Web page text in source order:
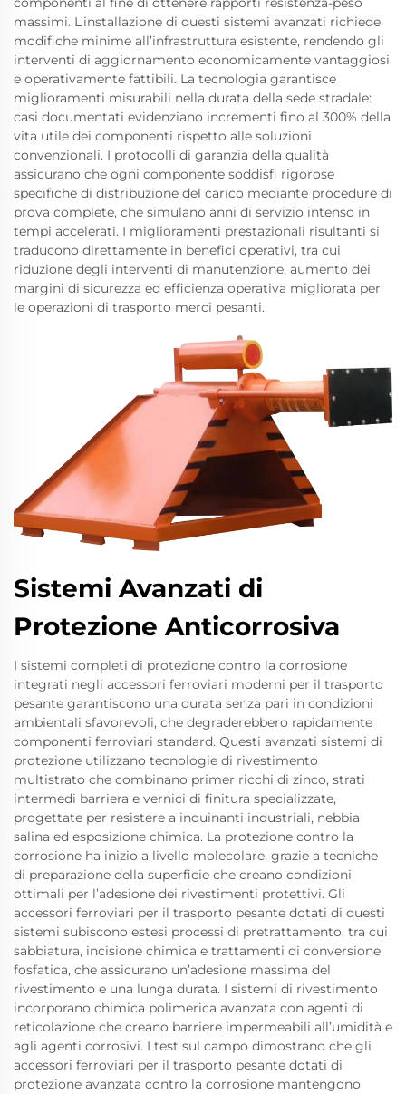
massimi. L’installazione di questi sistemi avanzati richiede
modifiche minime all’infrastruttura esistente, rendendo gli
interventi di aggiornamento economicamente vantaggiosi
e operativamente fattibili. La tecnologia garantisce
miglioramenti misurabili nella durata della sede stradale:
casi documentati evidenziano incrementi fino al 300% della
vita utile dei componenti rispetto alle soluzioni
convenzionali. I protocolli di garanzia della qualità
assicurano che ogni componente soddisfi rigorose
specifiche di distribuzione del carico mediante procedure di
prova complete, che simulano anni di servizio intenso in
tempi accelerati. I miglioramenti prestazionali risultanti si
traducono direttamente in benefici operativi, tra cui
riduzione degli interventi di manutenzione, aumento dei
margini di sicurezza ed efficienza operativa migliorata per
le operazioni di trasporto merci pesanti.
Sistemi Avanzati di
Protezione Anticorrosiva
I sistemi completi di protezione contro la corrosione
integrati negli accessori ferroviari moderni per il trasporto
pesante garantiscono una durata senza pari in condizioni
ambientali sfavorevoli, che degraderebbero rapidamente
componenti ferroviari standard. Questi avanzati sistemi di
protezione utilizzano tecnologie di rivestimento
multistrato che combinano primer ricchi di zinco, strati
intermedi barriera e vernici di finitura specializzate,
progettate per resistere a inquinanti industriali, nebbia
salina ed esposizione chimica. La protezione contro la
corrosione ha inizio a livello molecolare, grazie a tecniche
di preparazione della superficie che creano condizioni
ottimali per l’adesione dei rivestimenti protettivi. Gli
accessori ferroviari per il trasporto pesante dotati di questi
sistemi subiscono estesi processi di pretrattamento, tra cui
sabbiatura, incisione chimica e trattamenti di conversione
fosfatica, che assicurano un’adesione massima del
rivestimento e una lunga durata. I sistemi di rivestimento
incorporano chimica polimerica avanzata con agenti di
reticolazione che creano barriere impermeabili all’umidità e
agli agenti corrosivi. I test sul campo dimostrano che gli
accessori ferroviari per il trasporto pesante dotati di
protezione avanzata contro la corrosione mantengono